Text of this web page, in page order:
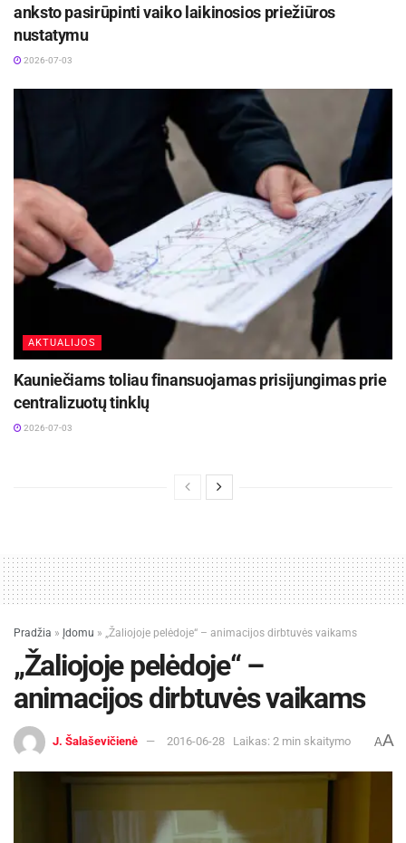
anksto pasirūpinti vaiko laikinosios priežiūros
nustatymu
2026-07-03
AKTUALIJOS
Kauniečiams toliau finansuojamas prisijungimas prie
centralizuotų tinklų
2026-07-03
Pradžia » Įdomu » „Žaliojoje pelėdoje“ – animacijos dirbtuvės vaikams
„Žaliojoje pelėdoje“ –
animacijos dirbtuvės vaikams
J. Šalaševičienė 2016-06-28 Laikas: 2 min skaitymo AA